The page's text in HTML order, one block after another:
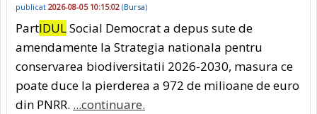
publicat 2026-08-05 10:15:02 (Bursa)
PartIDULSocial Democrat a depus sute de
amendamente la Strategia nationala pentru
conservarea biodiversitatii 2026-2030, masura ce
poate duce la pierderea a 972 de milioane de euro
din PNRR. ...continuare.